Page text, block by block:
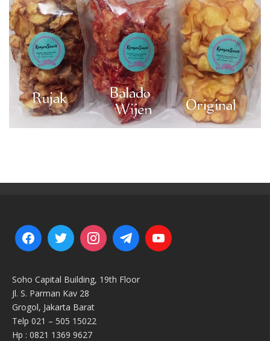
Soho Capital Building, 19th Floor
Jl. S. Parman Kav 28
Grogol, Jakarta Barat
Telp 021 – 505 15022
Hp : 0821 1369 9627